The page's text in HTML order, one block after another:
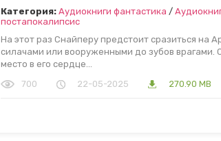
Категория: Аудиокниги фантастика /
постапокалипсис
На этот раз Снайперу предстоит сразиться на
силачами или вооруженными до зубов врагами.
место в его сердце…
700
22-05-2025 270.90 MB